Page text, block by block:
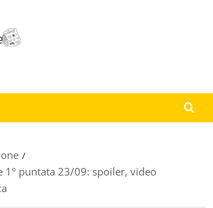
1° puntata 23/09: spoiler, video